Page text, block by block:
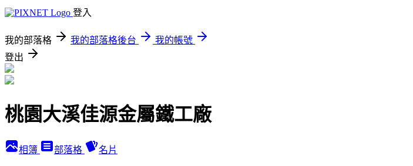
登入
我的部落格 我的部落格後台
我的帳號
登出
桃園大溪佳源金屬鐵工廠
相簿 部落格 名片